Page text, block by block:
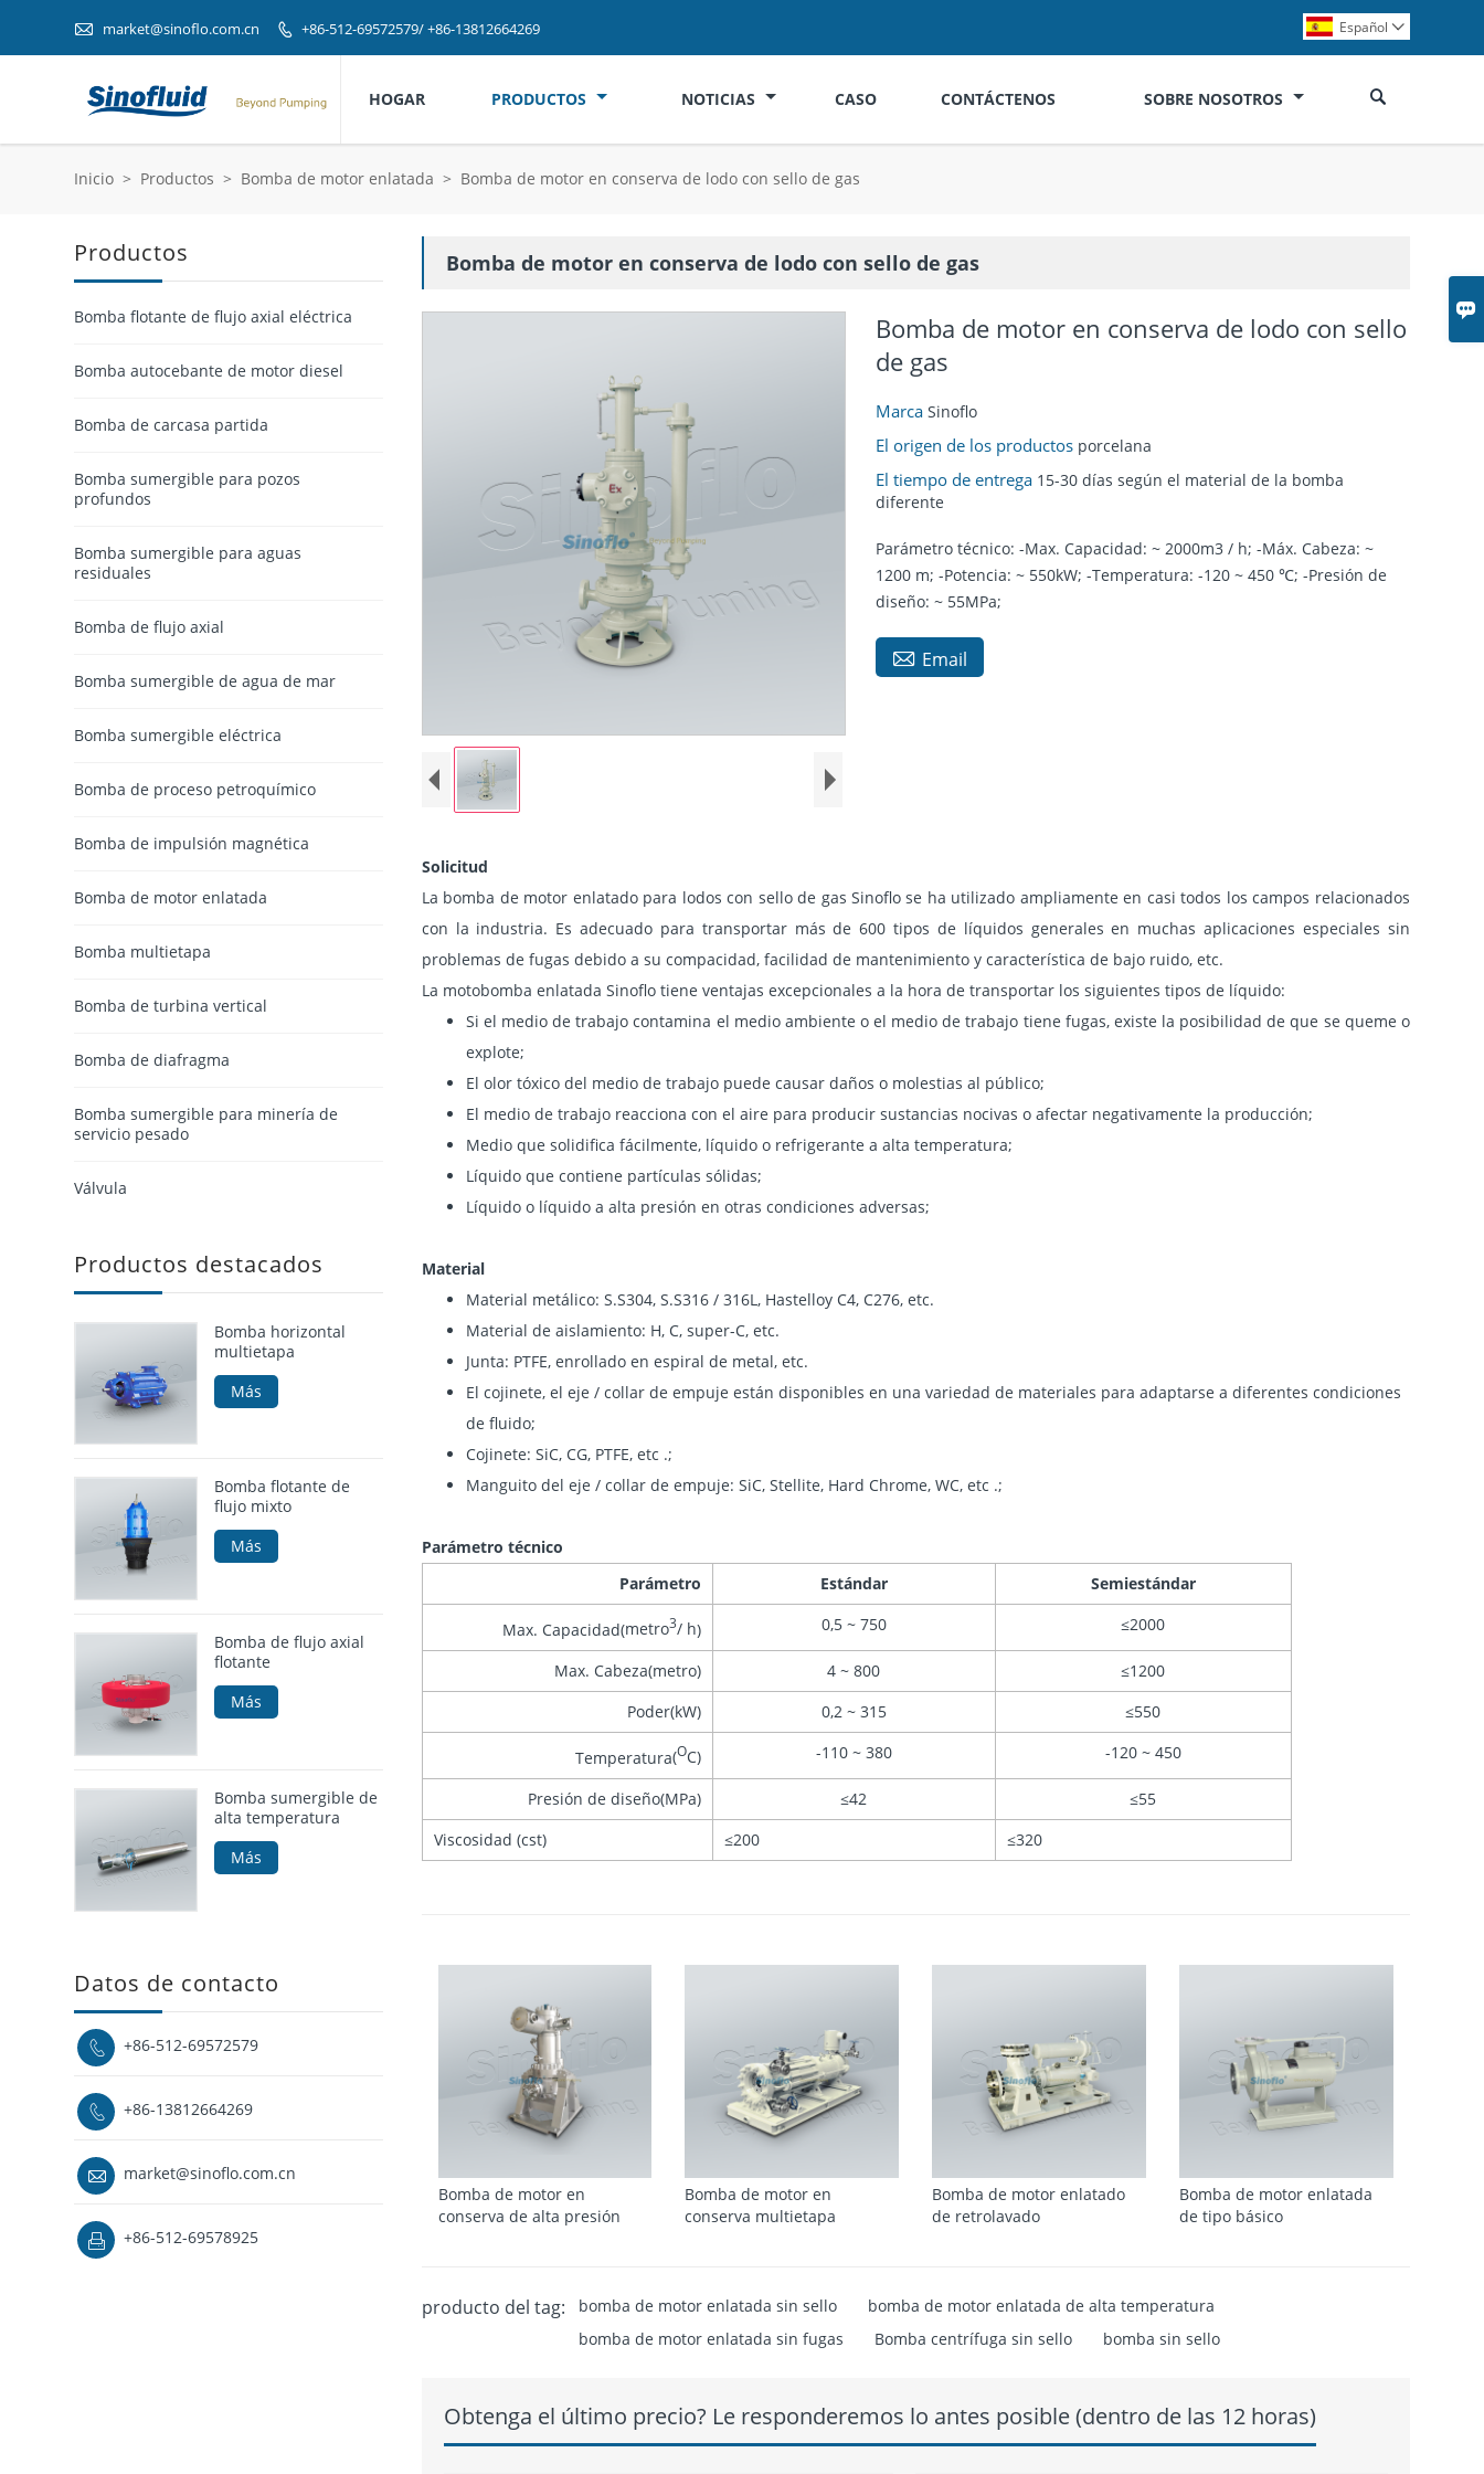

 market@sinoflo.com.cn  +86-512-69572579/ +86-13812664269 Español 
HOGAR PRODUCTOS NOTICIAS CASO CONTÁCTENOS SOBRE NOSOTROS 
Inicio > Productos > Bomba de motor enlatada > Bomba de motor en conserva de lodo con sello de gas
Bomba de motor en conserva de lodo con sello de gas
Bomba de motor en conserva de lodo con sello
de gas
MarcaSinoflo
El origen de los productos porcelana
El tiempo de entrega 15-30 días según el material de la bomba
diferente
Parámetro técnico: -Max. Capacidad: ~ 2000m3 / h; -Máx. Cabeza: ~
1200 m; -Potencia: ~ 550kW; -Temperatura: -120 ~ 450 ℃; -Presión de
diseño: ~ 55MPa;
 Email
Solicitud
La bomba de motor enlatado para lodos con sello de gas Sinoflo se ha utilizado ampliamente en casi todos los campos relacionados
con la industria. Es adecuado para transportar más de 600 tipos de líquidos generales en muchas aplicaciones especiales sin
problemas de fugas debido a su compacidad, facilidad de mantenimiento y característica de bajo ruido, etc.
La motobomba enlatada Sinoflo tiene ventajas excepcionales a la hora de transportar los siguientes tipos de líquido:
Si el medio de trabajo contamina el medio ambiente o el medio de trabajo tiene fugas, existe la posibilidad de que se queme o
explote;
El olor tóxico del medio de trabajo puede causar daños o molestias al público;
El medio de trabajo reacciona con el aire para producir sustancias nocivas o afectar negativamente la producción;
Medio que solidifica fácilmente, líquido o refrigerante a alta temperatura;
Líquido que contiene partículas sólidas;
Líquido o líquido a alta presión en otras condiciones adversas;
Material
Material metálico: S.S304, S.S316 / 316L, Hastelloy C4, C276, etc.
Material de aislamiento: H, C, super-C, etc.
Junta: PTFE, enrollado en espiral de metal, etc.
El cojinete, el eje / collar de empuje están disponibles en una variedad de materiales para adaptarse a diferentes condiciones
de fluido;
Cojinete: SiC, CG, PTFE, etc .;
Manguito del eje / collar de empuje: SiC, Stellite, Hard Chrome, WC, etc .;
Parámetro técnico
Parámetro
Estándar Semiestándar
Max. Capacidad(metro3/ h) 0,5 ~ 750 ≤2000
Max. Cabeza(metro) 4 ~ 800
≤1200
Poder(kW) 0,2 ~ 315 ≤550
Temperatura(OC) -110 ~ 380 -120 ~ 450
Presión de diseño(MPa) ≤42
≤55
Viscosidad (cst)
≤200 ≤320
Bomba de motor en
conserva de alta presión
Bomba de motor en
conserva multietapa
Bomba de motor enlatado
de retrolavado
Bomba de motor enlatada
de tipo básico
producto del tag: bomba de motor enlatada sin sello
bomba de motor enlatada de alta temperatura
bomba de motor enlatada sin fugas
Bomba centrífuga sin sello bomba sin sello
Obtenga el último precio? Le responderemos lo antes posible (dentro de las 12 horas)
Productos
Bomba flotante de flujo axial eléctrica
Bomba autocebante de motor diesel
Bomba de carcasa partida
Bomba sumergible para pozos
profundos
Bomba sumergible para aguas
residuales
Bomba de flujo axial
Bomba sumergible de agua de mar
Bomba sumergible eléctrica
Bomba de proceso petroquímico
Bomba de impulsión magnética
Bomba de motor enlatada
Bomba multietapa
Bomba de turbina vertical
Bomba de diafragma
Bomba sumergible para minería de
servicio pesado
Válvula
Productos destacados
Bomba horizontal
multietapa
Más
Bomba flotante de
flujo mixto
Más
Bomba de flujo axial
flotante
Más
Bomba sumergible de
alta temperatura
Más
Datos de contacto
 +86-512-69572579
 +86-13812664269
 market@sinoflo.com.cn
 +86-512-69578925